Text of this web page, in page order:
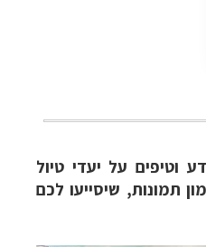
וטיפים על יעדי טיול
תמונות, שיסייעו לכם